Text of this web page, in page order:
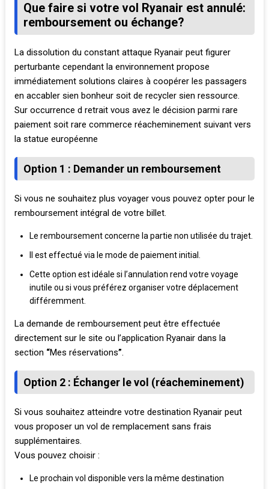
Que faire si votre vol Ryanair est annulé:
remboursement ou échange?
La dissolution du constant attaque Ryanair peut figurer
perturbante cependant la environnement propose
immédiatement solutions claires à coopérer les passagers
en accabler sien bonheur soit de recycler sien ressource.
Sur occurrence d retrait vous avez le décision parmi rare
paiement soit rare commerce réacheminement suivant vers
la statue européenne
Option 1 : Demander un remboursement
Si vous ne souhaitez plus voyager vous pouvez opter pour le
remboursement intégral de votre billet.
Le remboursement concerne la partie non utilisée du trajet.
Il est effectué via le mode de paiement initial.
Cette option est idéale si l’annulation rend votre voyage
inutile ou si vous préférez organiser votre déplacement
différemment.
La demande de remboursement peut être effectuée
directement sur le site ou l’application Ryanair dans la
section “Mes réservations”.
Option 2 : Échanger le vol (réacheminement)
Si vous souhaitez atteindre votre destination Ryanair peut
vous proposer un vol de remplacement sans frais
supplémentaires.
Vous pouvez choisir :
Le prochain vol disponible vers la même destination